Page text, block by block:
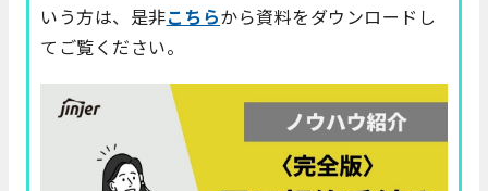
いう方は、是非こちらから資料をダウンロードし
てご覧ください。